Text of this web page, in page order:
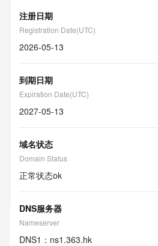
注册日期
Registration Date(UTC)
2026-05-13
到期日期
Expiration Date(UTC)
2027-05-13
域名状态
Domain Status
正常状态ok
DNS服务器
Nameserver
DNS1 ： ns1.363.hk